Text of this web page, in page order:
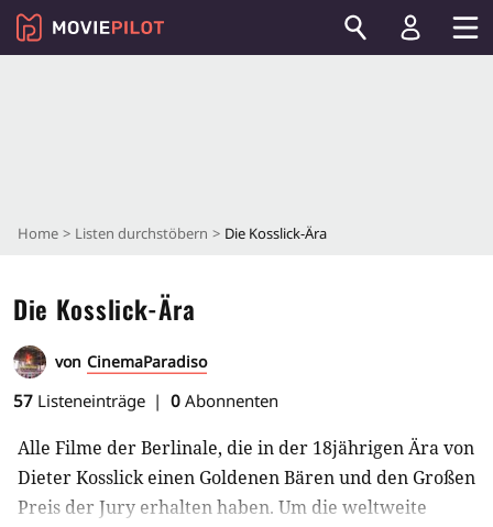
Home Listen durchstöbern Die Kosslick-Ära
Die Kosslick-Ära
von CinemaParadiso
57 Listeneinträge 0 Abonnenten
Alle Filme der Berlinale, die in der 18jährigen Ära von
Dieter Kosslick einen Goldenen Bären und den Großen
Preis der Jury erhalten haben. Um die weltweite